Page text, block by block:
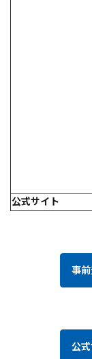
公式サイト
事
公